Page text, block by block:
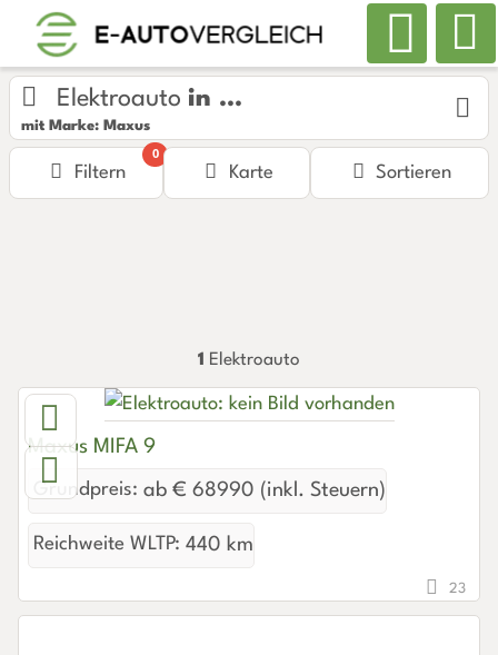
Elektroauto in ...
mit Marke: Maxus
Filtern
0
Karte Sortieren
1 Elektroauto
Maxus MIFA 9
Grundpreis: ab € 68990 (inkl. Steuern)
Reichweite WLTP: 440 km
23